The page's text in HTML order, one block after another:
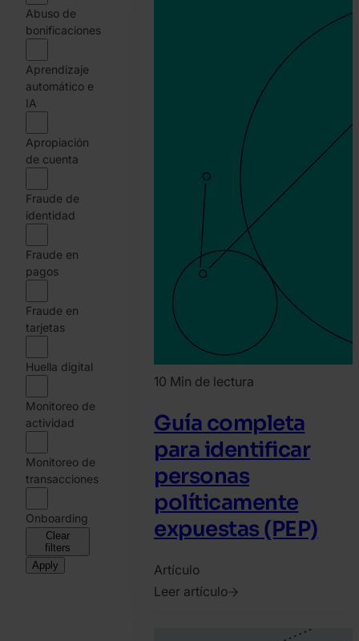
Abuso de
bonificaciones
Aprendizaje
automático e
IA
Apropiación
de cuenta
Fraude de
identidad
Fraude en
pagos
Fraude en
tarjetas
Huella digital
Monitoreo de
actividad
Monitoreo de
transacciones
Onboarding
Clear
filters
Apply
10 Min de lectura
Guía completa
para identificar
personas
políticamente
expuestas (PEP)
Artículo
Leer artículo